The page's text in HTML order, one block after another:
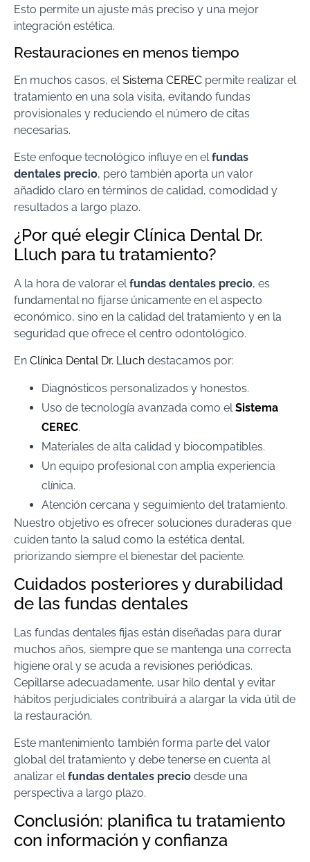
Esto permite un ajuste más preciso y una mejor
integración estética.
Restauraciones en menos tiempo
En muchos casos, elSistema CEREC permite realizar el
tratamiento en una sola visita, evitando fundas
provisionales y reduciendo el número de citas
necesarias.
Este enfoque tecnológico influye en el fundas
dentales precio, pero también aporta un valor
añadido claro en términos de calidad, comodidad y
resultados a largo plazo.
¿Por qué elegir Clínica Dental Dr.
Lluch para tu tratamiento?
A la hora de valorar elfundas dentales precio, es
fundamental no fijarse únicamente en el aspecto
económico, sino en la calidad del tratamiento y en la
seguridad que ofrece el centro odontológico.
En Clínica Dental Dr. Lluch destacamos por:
Diagnósticos personalizados y honestos.
Uso de tecnología avanzada como elSistema
CEREC.
Materiales de alta calidad y biocompatibles.
Un equipo profesional con amplia experiencia
clínica.
Atención cercana y seguimiento del tratamiento.
Nuestro objetivo es ofrecer soluciones duraderas que
cuiden tanto la salud como la estética dental,
priorizando siempre el bienestar del paciente.
Cuidados posteriores y durabilidad
de las fundas dentales
Las fundas dentales fijas están diseñadas para durar
muchos años, siempre que se mantenga una correcta
higiene oral y se acuda a revisiones periódicas.
Cepillarse adecuadamente, usar hilo dental y evitar
hábitos perjudiciales contribuirá a alargar la vida útil de
la restauración.
Este mantenimiento también forma parte del valor
global del tratamiento y debe tenerse en cuenta al
analizar el fundas dentales precio desde una
perspectiva a largo plazo.
Conclusión: planifica tu tratamiento
con información y confianza